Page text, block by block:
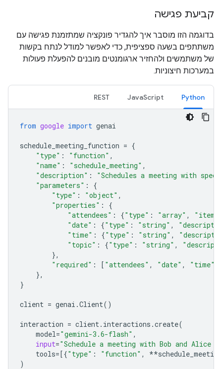
קביעת פגישה
בדוגמה הזו מוסבר איך להגדיר פונקציה שמתזמנת פגישה עם
משתתפים בשעה ספציפית, כדי לאפשר למודל לנתח בקשות
של משתמשים ולהחזיר ארגומנטים מובנים להפעלת פעולות
במערכות חיצוניות.
Python
JavaScript
REST
from google import genai
schedule_meeting_function = {
"type" : "function" ,
"name" : "schedule_meeting" ,
"description" :
"Schedules a meeting with
"parameters" :
{
"type" : "object" ,
"properties" :
{
"attendees" : {"type" : "array" ,
"date" : {"type" : "string" ,
"time" : {"type" : "string" ,
"topic" : {"type" : "string" ,
},
"required" : [ "attendees" , "date" , "time"
},
}
client = genai .Client()
interaction = client. interactions .create(
model="gemini-3.6-flash" ,
input="Schedule a meeting with Bob and Alice
tools=[{"type" : "function" , **
)